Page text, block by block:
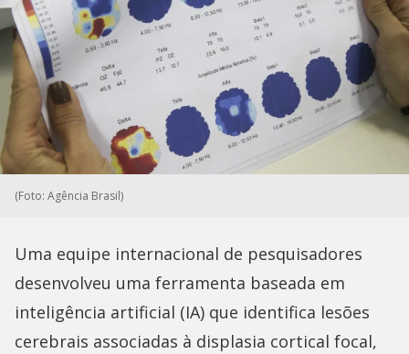
(Foto: Agência Brasil)
Uma equipe internacional de pesquisadores
desenvolveu uma ferramenta baseada em
inteligência artificial (IA) que identifica lesões
cerebrais associadas à displasia cortical focal,